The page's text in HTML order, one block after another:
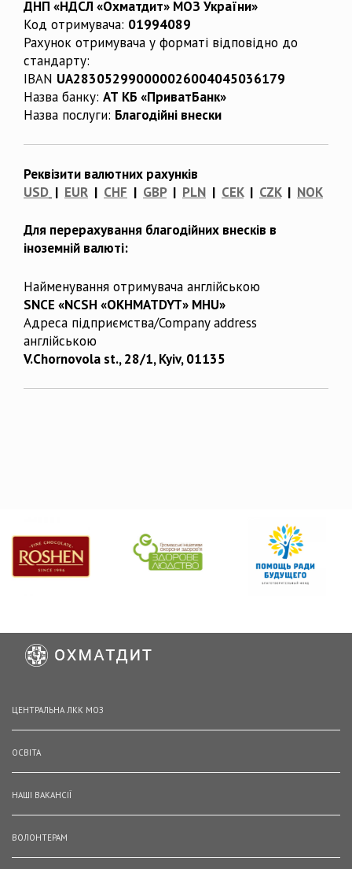
ДНП «НДСЛ «Охматдит» МОЗ України»
Код отримувача: 01994089
Рахунок отримувача у форматі відповідно до
стандарту:
IBAN UA283052990000026004045036179
Назва банку: АТ КБ «ПриватБанк»
Назва послуги: Благодійні внески
Реквізити валютних рахунків
USD | EUR | CHF | GBP| PLN | CEK| CZK| NOK
Для перерахування благодійних внесків в
іноземній валюті:
Найменування отримувача англійською
SNCE «NCSH «OKHMATDYT» MHU»
Адреса підприємства/Company address
англійською
V.Chornovola st., 28/1, Kyiv, 01135
ЦЕНТРАЛЬНА ЛКК МОЗ
ОСВІТА
НАШІ ВАКАНСІЇ
ВОЛОНТЕРАМ